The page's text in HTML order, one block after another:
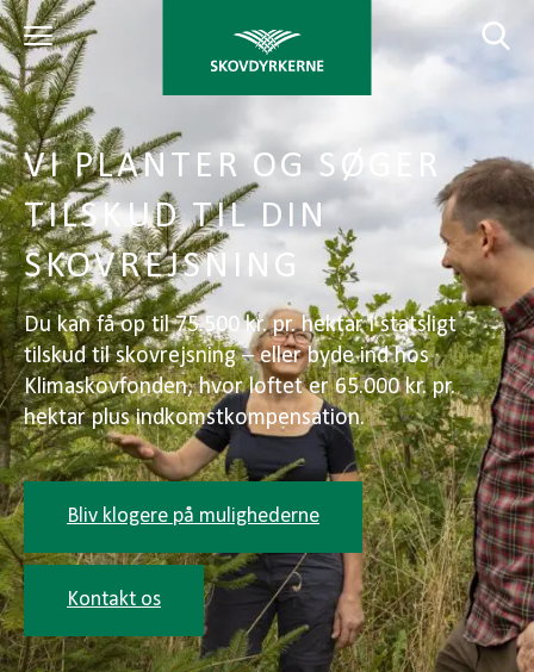
VI PLANTER OG SØGER
TILSKUD TIL DIN
SKOVREJSNING
Du kan få op til 75.500 kr. pr. hektar i statsligt
tilskud til skovrejsning – eller byde ind hos
Klimaskovfonden, hvor loftet er 65.000 kr. pr.
hektar plus indkomstkompensation.
Bliv klogere på mulighederne
Kontakt os